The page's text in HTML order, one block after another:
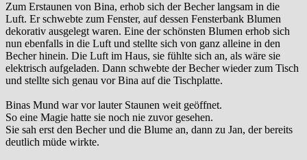
Zum Erstaunen von Bina, erhob sich der Becher langsam in die
Luft. Er schwebte zum Fenster, auf dessen Fensterbank Blumen
dekorativ ausgelegt waren. Eine der schönsten Blumen erhob sich
nun ebenfalls in die Luft und stellte sich von ganz alleine in den
Becher hinein. Die Luft im Haus, sie fühlte sich an, als wäre sie
elektrisch aufgeladen. Dann schwebte der Becher wieder zum Tisch
und stellte sich genau vor Bina auf die Tischplatte.
Binas Mund war vor lauter Staunen weit geöffnet.
So eine Magie hatte sie noch nie zuvor gesehen.
Sie sah erst den Becher und die Blume an, dann zu Jan, der bereits
deutlich müde wirkte.